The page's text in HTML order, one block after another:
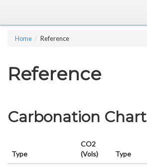
Home Reference
Reference
Carbonation Chart
Type
CO2
(Vols)
Type